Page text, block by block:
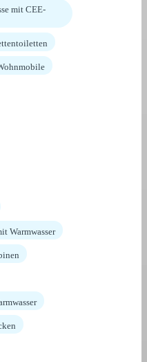
mit CEE-
Warmwasser